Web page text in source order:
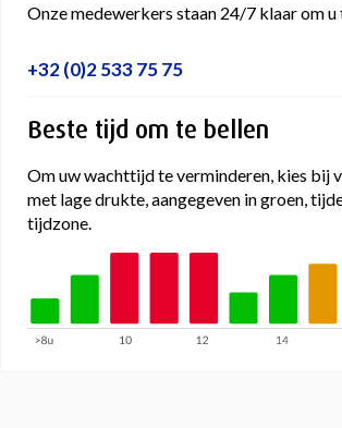
Onze medewerkers staan 24/7 klaar om u
+32 (0)2 533 75 75
Beste tijd om te bellen
Om uw wachttijd te verminderen, kies bij
met lage drukte, aangegeven in groen,
tijdzone.